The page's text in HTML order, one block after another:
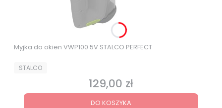
Myjka do okien VWP100 5V STALCO PERFECT
PRODUCENT
STALCO
Cena
129,00 zł
DO KOSZYKA